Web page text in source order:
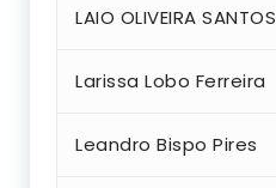
LAIO OLIVEIRA SANTOS
Larissa Lobo Ferreira
Leandro Bispo Pires